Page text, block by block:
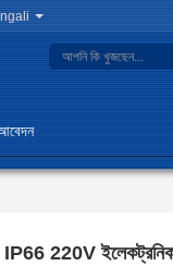
IP66 220V